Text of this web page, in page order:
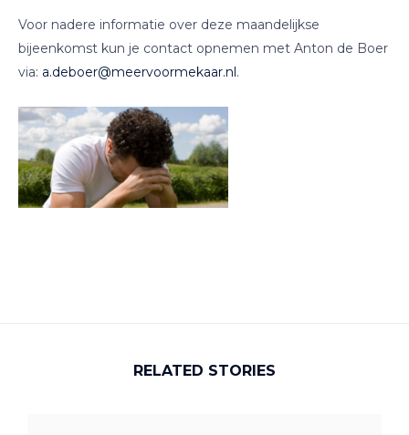
Voor nadere informatie over deze maandelijkse
bijeenkomst kun je contact opnemen met Anton de Boer
via: a.deboer@meervoormekaar.nl.
RELATED STORIES